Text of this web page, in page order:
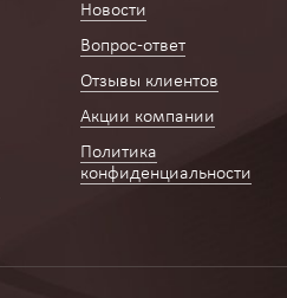
Новости
Вопрос-ответ
Отзывы клиентов
Акции компании
Политика
конфиденциальности